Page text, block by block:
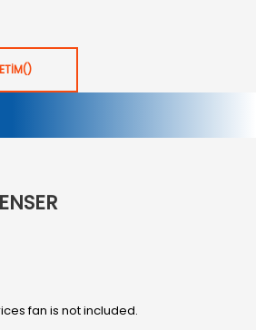
()
fan is not included.